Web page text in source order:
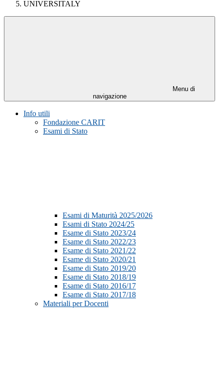
UNIVERSITALY
Menu di
navigazione
Info utili
Fondazione CARIT
Esami di Stato
Esami di Maturità 2025/2026
Esami di Stato 2024/25
Esame di Stato 2023/24
Esame di Stato 2022/23
Esame di Stato 2021/22
Esame di Stato 2020/21
Esame di Stato 2019/20
Esame di Stato 2018/19
Esame di Stato 2016/17
Esame di Stato 2017/18
Materiali per Docenti